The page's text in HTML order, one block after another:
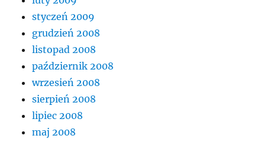
styczeń 2009
grudzień 2008
listopad 2008
październik 2008
wrzesień 2008
sierpień 2008
lipiec 2008
maj 2008